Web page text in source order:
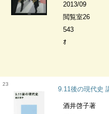
2013/09
閲覧室26
543
ｵ
23
9.11後の現代史
酒井啓子著